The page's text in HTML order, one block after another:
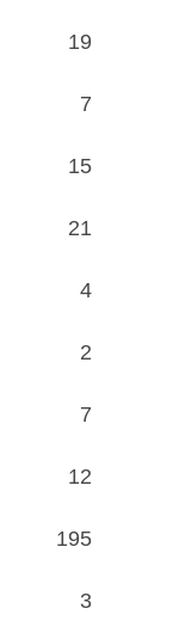
19
7
15
21
4
2
7
12
195
3